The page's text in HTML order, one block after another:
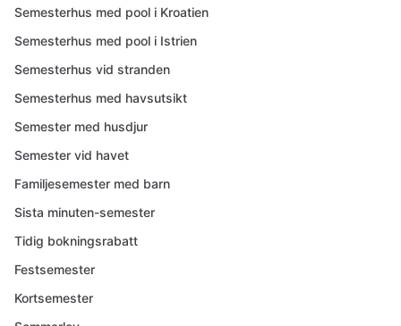
Semesterhus med pool i Kroatien
Semesterhus med pool i Istrien
Semesterhus vid stranden
Semesterhus med havsutsikt
Semester med husdjur
Semester vid havet
Familjesemester med barn
Sista minuten-semester
Tidig bokningsrabatt
Festsemester
Kortsemester